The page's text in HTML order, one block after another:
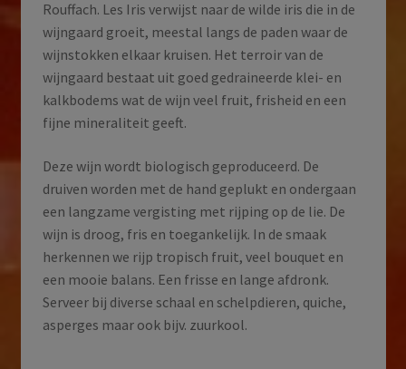
Rouffach. Les Iris verwijst naar de wilde iris die in de
wijngaard groeit, meestal langs de paden waar de
wijnstokken elkaar kruisen. Het terroir van de
wijngaard bestaat uit goed gedraineerde klei- en
kalkbodems wat de wijn veel fruit, frisheid en een
fijne mineraliteit geeft.
Deze wijn wordt biologisch geproduceerd. De
druiven worden met de hand geplukt en ondergaan
een langzame vergisting met rijping op de lie. De
wijn is droog, fris en toegankelijk. In de smaak
herkennen we rijp tropisch fruit, veel bouquet en
een mooie balans. Een frisse en lange afdronk.
Serveer bij diverse schaal en schelpdieren, quiche,
asperges maar ook bijv. zuurkool.